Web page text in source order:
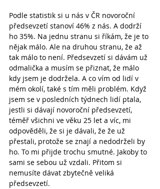
Podle statistik si u nás v ČR novoroční
předsevzetí stanoví 46% z nás. A dodrží
ho 35%. Na jednu stranu si říkám, že je to
nějak málo. Ale na druhou stranu, že až
tak málo to není. Předsevzetí si dávám už
odmalička a musím se přiznat, že málo
kdy jsem je dodržela. A co vím od lidí v
mém okolí, také s tím měli problém. Když
jsem se v posledních týdnech lidí ptala,
jestli si dávají novoroční předsevzetí,
téměř všichni ve věku 25 let a víc, mi
odpověděli, že si je dávali, že že už
přestali, protože se znají a nedodrželi by
ho. To mi přijde trochu smutné. Jakoby to
sami se sebou už vzdali. Přitom si
nemusíte dávat zbytečně veliká
předsevzetí.